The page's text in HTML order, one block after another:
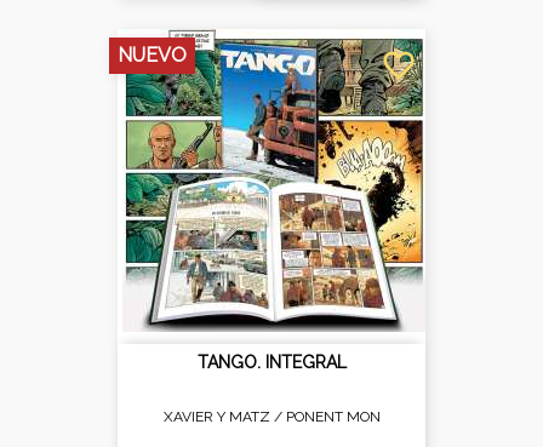
TANGO. INTEGRAL
XAVIER Y MATZ / PONENT MON
favorite_border
NUEVO